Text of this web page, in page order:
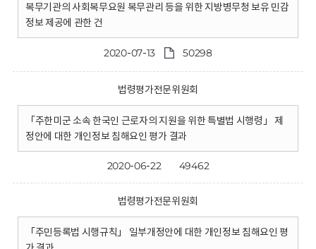
복무기관의 사회복무요원 복무관리 등을 위한 지방병무청 보유 민감
정보 제공에 관한 건
2020-07-13 50298
법령평가전문위원회
「주한미군 소속 한국인 근로자의 지원을 위한 특별법 시행령」 제
정안에 대한 개인정보 침해요인 평가 결과
2020-06-22 49462
법령평가전문위원회
「주민등록법 시행규칙」 일부개정안에 대한 개인정보 침해요인 평